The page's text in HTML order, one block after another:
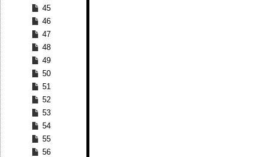
45
46
47
48
49
50
51
52
53
54
55
56